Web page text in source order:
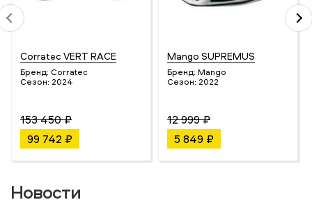
Corratec VERT RACE
Бренд: Corratec
Сезон: 2024
153 450 ₽
99 742 ₽
Mango SUPREMUS
Бренд: Mango
Сезон: 2022
12 999 ₽
5 849 ₽
Новости